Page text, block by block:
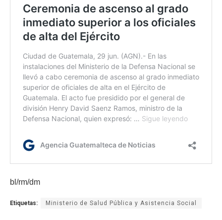
bl/rm/dm
Etiquetas: Ministerio de Salud Pública y Asistencia Social